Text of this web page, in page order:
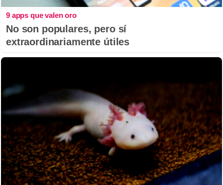
9 apps que valen oro
No son populares, pero sí
extraordinariamente útiles